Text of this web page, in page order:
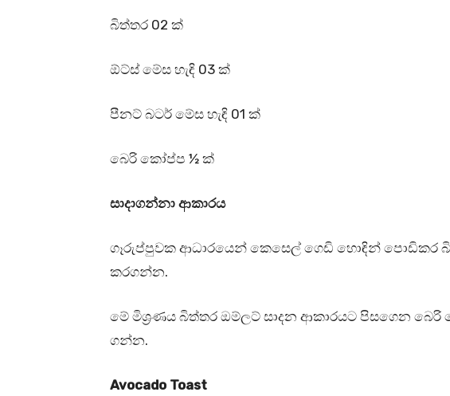
බිත්තර 02 ක්
ඕට්ස් මේස හැඳි 03 ක්
පීනට් බටර් මේස හැඳි 01 ක්
බෙරි කෝප්ප ½ ක්
සාදාගන්නා ආකාරය
ගෑරුප්පුවක ආධාරයෙන් කෙසෙල් ගෙඩි හොඳින් පොඩිකර
කරගන්න.
මේ මිශ්‍රණය බිත්තර ඔම්ලට් සාදන ආකාරයට පිසගෙන
ගන්න.
Avocado Toast